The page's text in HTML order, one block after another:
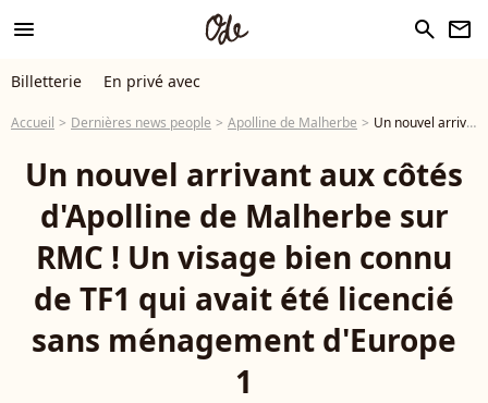
menu search newsletter
Billetterie En privé avec
Accueil Dernières news people Apolline de Malherbe Un nouvel arrivant aux côtés d'Apolline de Malherbe sur RMC ! Un visage bien connu de TF1 qui avait été licencié sans ménagement d'Europe 1
Un nouvel arrivant aux côtés
d'Apolline de Malherbe sur
RMC ! Un visage bien connu
de TF1 qui avait été licencié
sans ménagement d'Europe
1